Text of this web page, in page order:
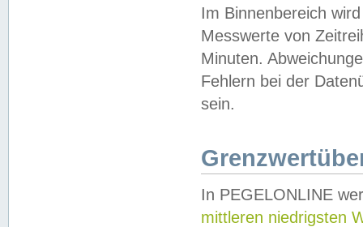
Im Binnenbereich
Messwerte von
Minuten.
Fehlern bei der
sein.
In PEGELONLINE
mittleren niedrigsten